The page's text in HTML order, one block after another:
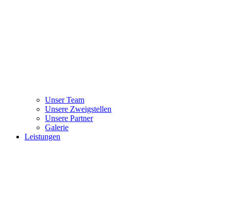
Unser Team
Unsere Zweigstellen
Unsere Partner
Galerie
Leistungen